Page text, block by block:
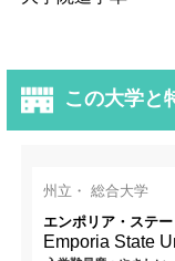
この大学と
州立・ 総合大学
エンポリア・ステ
Emporia State